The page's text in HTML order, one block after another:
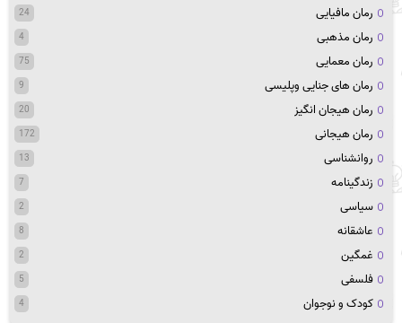
رمان مافیایی 24
رمان مذهبی 4
رمان معمایی 75
رمان های جنایی وپلیسی 9
رمان هیجان انگیز 20
رمان هیجانی 172
روانشناسی 13
زندگینامه 7
سیاسی 2
عاشقانه 8
غمگین 2
فلسفی 5
کودک و نوجوان 4